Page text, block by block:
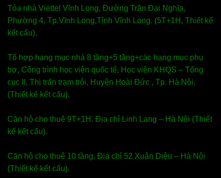
Tòa nhà Viettel Vĩnh Long, Đường Trần Đại Nghĩa,
Phường 4, Tp.Vĩnh Long,Tỉnh Vĩnh Long. (5T+1H, Thiết kế
kết cấu).
Tổ hợp hạng mục nhà 8 tầng+5 tầng+các hạng mục phụ
trợ, Công trình học viện quốc tế, Học viện KHQS – Tổng
cục II, Thị trấn trạm trôi, Huyện Hoài Đức , Tp. Hà Nội.
(Thiết kế kết cấu).
Căn hộ cho thuê 9T+1H. Địa chỉ Linh Lang – Hà Nội (Thiết
kế kết cấu).
Căn hộ cho thuê 10 tầng. Địa chỉ 52 Xuân Diệu – Hà Nội
(Thiết kế kết cấu).